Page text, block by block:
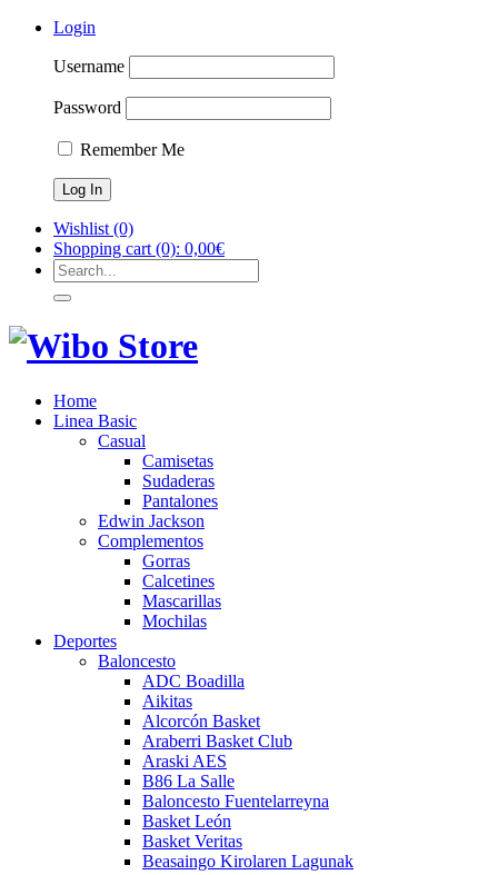
Login
Username
Password
Remember Me
Wishlist (0)
Shopping cart (0): 0,00€
Home
Linea Basic
Casual
Camisetas
Sudaderas
Pantalones
Edwin Jackson
Complementos
Gorras
Calcetines
Mascarillas
Mochilas
Deportes
Baloncesto
ADC Boadilla
Aikitas
Alcorcón Basket
Araberri Basket Club
Araski AES
B86 La Salle
Baloncesto Fuentelarreyna
Basket León
Basket Veritas
Beasaingo Kirolaren Lagunak